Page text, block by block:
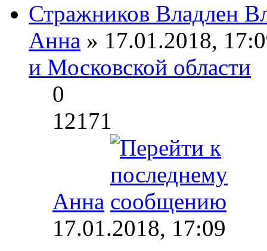
Стражников Владлен
Анна » 17.01.2018,
и Московской области
0
12171
Анна
17.01.2018, 17:09